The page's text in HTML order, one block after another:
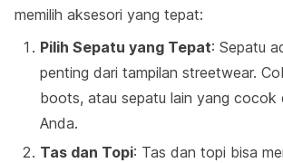
memilih aksesori yang tepat:
Pilih Sepatu yang Tepat: Sepatu
penting dari tampilan streetwear.
boots, atau sepatu lain yang cocok
Anda.
Tas dan Topi: Tas dan topi bisa